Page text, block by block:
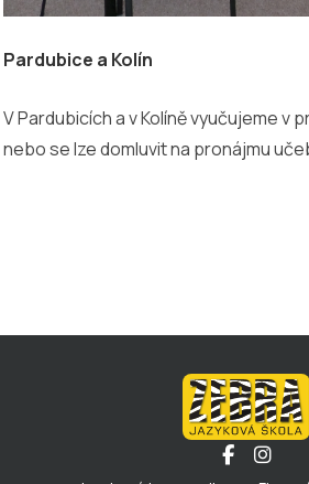
Pardubice a Kolín
V Pardubicích a v Kolíně vyučujeme v
nebo se lze domluvit na pronájmu